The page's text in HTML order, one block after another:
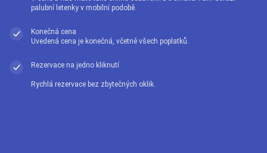
palubní letenky v mobilní podobě.
Konečná cena
Uvedená cena je konečná, včetně všech poplatků.
Rezervace na jedno kliknutí
Rychlá rezervace bez zbytečných oklik.